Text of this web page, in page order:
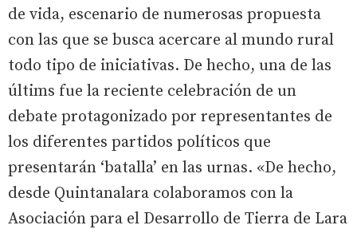
de vida, escenario de numerosas propuesta
con las que se busca acercare al mundo rural
todo tipo de iniciativas. De hecho, una de las
últims fue la reciente celebración de un
debate protagonizado por representantes de
los diferentes partidos políticos que
presentarán ‘batalla’ en las urnas. «De hecho,
desde Quintanalara colaboramos con la
Asociación para el Desarrollo de Tierra de Lara